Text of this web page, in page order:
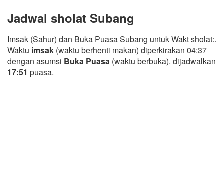
Jadwal sholat Subang
Imsak (Sahur) dan Buka Puasa Subang untuk Wakt sholat:.
Waktu imsak (waktu berhenti makan) diperkirakan 04:37
dengan asumsi Buka Puasa (waktu berbuka). dijadwalkan
17:51 puasa.